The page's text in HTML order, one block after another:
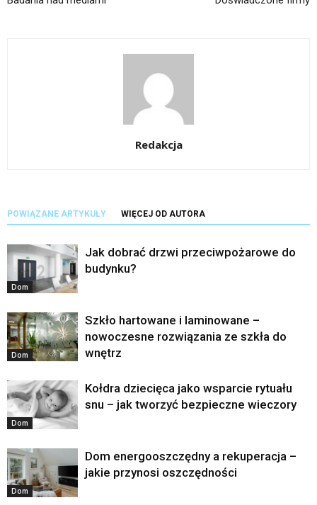
Redakcja
POWIĄZANE ARTYKUŁY WIĘCEJ OD AUTORA
Dom
Jak dobrać drzwi przeciwpożarowe do
budynku?
Dom
Szkło hartowane i laminowane –
nowoczesne rozwiązania ze szkła do
wnętrz
Dom
Kołdra dziecięca jako wsparcie rytuału
snu – jak tworzyć bezpieczne wieczory
Dom
Dom energooszczędny a rekuperacja –
jakie przynosi oszczędności